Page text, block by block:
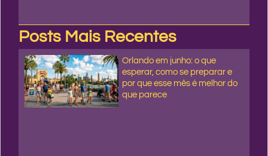
Posts Mais Recentes
Orlando em junho: o que
esperar, como se preparar e
por que esse mês é melhor do
que parece